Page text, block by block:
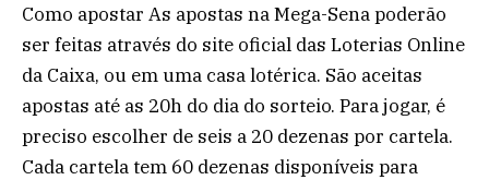
Como apostar As apostas na Mega-Sena poderão
ser feitas através do site oficial das Loterias Online
da Caixa, ou em uma casa lotérica. São aceitas
apostas até as 20h do dia do sorteio. Para jogar, é
preciso escolher de seis a 20 dezenas por cartela.
Cada cartela tem 60 dezenas disponíveis para